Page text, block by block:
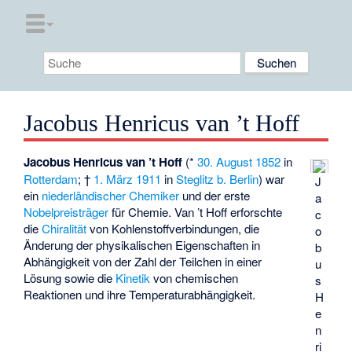
Jacobus Henricus van ’t Hoff
J
a
c
o
b
u
s
H
e
n
ri
Jacobus Henricus van ’t Hoff (*30. August 1852 in
Rotterdam; † 1. März 1911 inSteglitz b. Berlin) war
ein niederländischer Chemiker und der erste
Nobelpreisträgerfür Chemie. Van ’t Hoff erforschte
dieChiralitätvon Kohlenstoffverbindungen, die
Änderung der physikalischen Eigenschaften in
Abhängigkeit von der Zahl der Teilchen in einer
Lösung sowie die Kinetikvon chemischen
Reaktionen und ihre Temperaturabhängigkeit.